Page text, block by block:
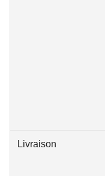
Livraison